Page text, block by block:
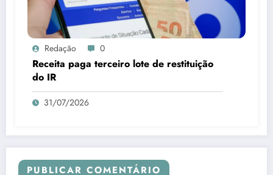
Redação 0
Receita paga terceiro lote de restituição
do IR
31/07/2026
PUBLICAR COMENTÁRIO